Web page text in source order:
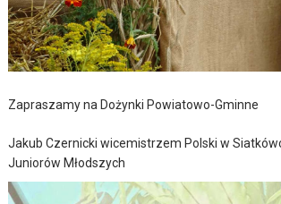
Zapraszamy na Dożynki Powiatowo-Gminne
Jakub Czernicki wicemistrzem Polski w
Juniorów Młodszych